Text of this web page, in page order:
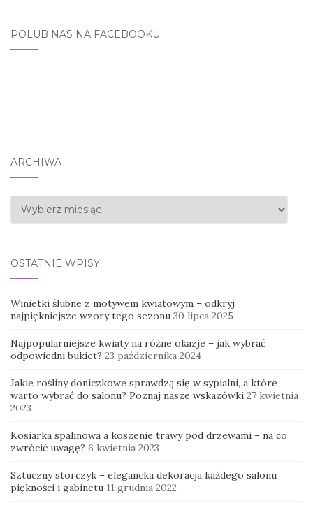
POLUB NAS NA FACEBOOKU
ARCHIWA
Archiwa
OSTATNIE WPISY
Winietki ślubne z motywem kwiatowym – odkryj
najpiękniejsze wzory tego sezonu 30 lipca 2025
Najpopularniejsze kwiaty na różne okazje – jak wybrać
odpowiedni bukiet? 23 października 2024
Jakie rośliny doniczkowe sprawdzą się w sypialni, a które
warto wybrać do salonu? Poznaj nasze wskazówki 27 kwietnia
2023
Kosiarka spalinowa a koszenie trawy pod drzewami – na co
zwrócić uwagę? 6 kwietnia 2023
Sztuczny storczyk – elegancka dekoracja każdego salonu
piękności i gabinetu 11 grudnia 2022